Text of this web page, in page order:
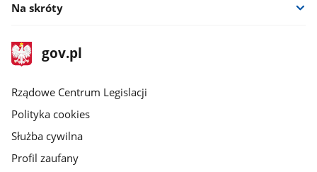
Na skróty
stopka
gov.plStrona
gov.pl
Rządowe Centrum Legislacji
Polityka cookies
Służba cywilna
Profil zaufany